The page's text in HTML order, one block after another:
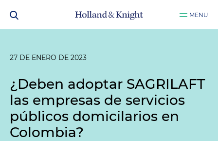
MENU
27 DE ENERO DE 2023
¿Deben adoptar SAGRILAFT
las empresas de servicios
públicos domicilarios en
Colombia?